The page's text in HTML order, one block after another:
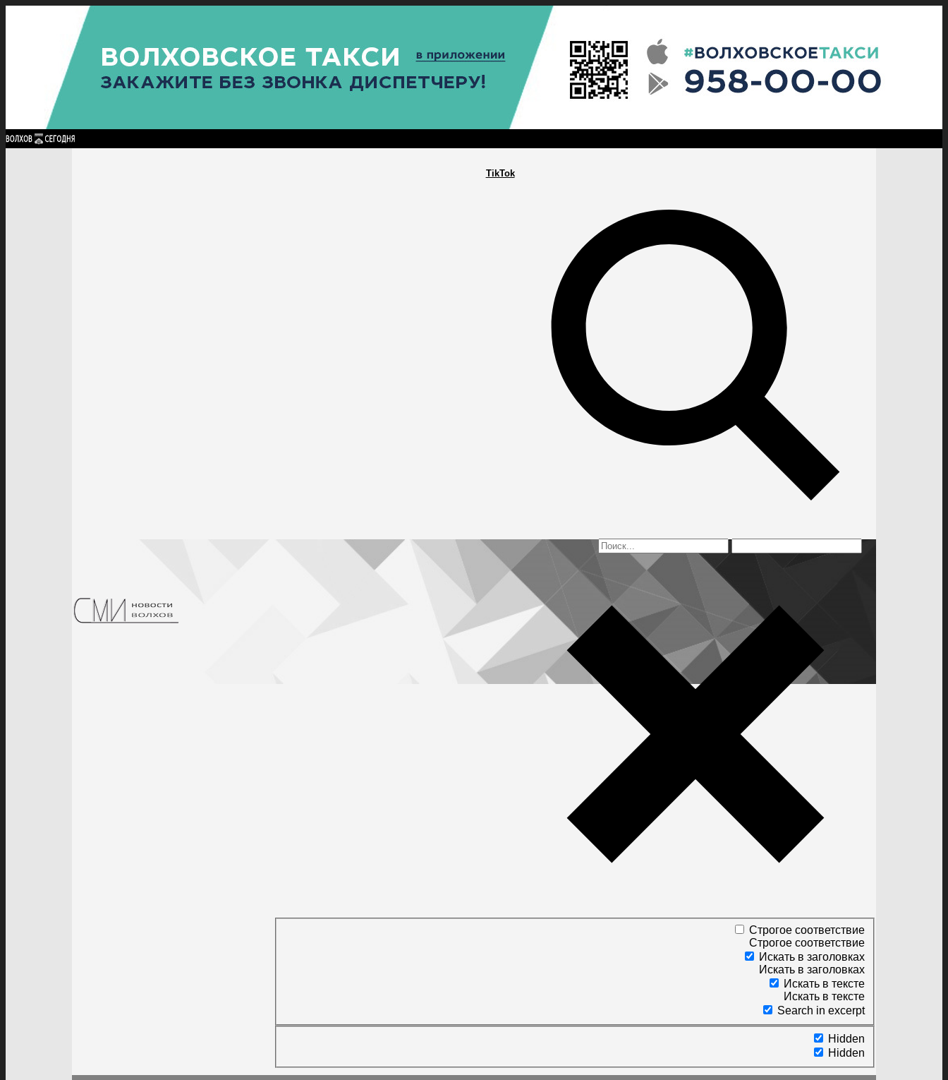
TikTok
Строгое соответствие
Строгое соответствие
Искать в заголовках
Искать в заголовках
Искать в тексте
Искать в тексте
Search in excerpt
Hidden
Hidden
ГЛАВНАЯ ПОЛИТИКАПРОИСШЕСТВИЯПРОКУРАТУРА СПОРТ КУЛЬТУРАПОСЕЛЕНИЯ ГЛАВНАЯ
ПОЛИТИКА
КУЛЬТУРА
ПОСЕЛЕНИЯ